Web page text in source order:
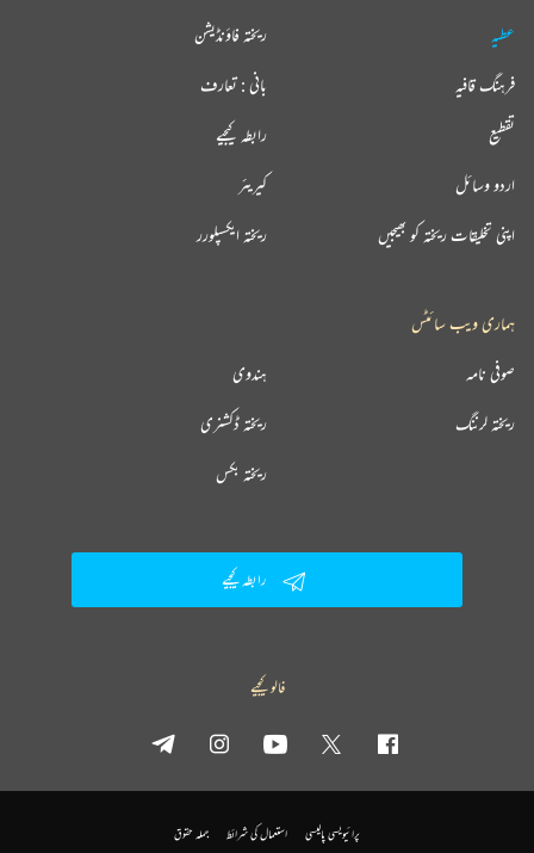
عطیہ
فرہنگ قافیہ
تقطیع
اردو وسائل
اپنی تخلیقات ریختہ کو بھیجیں
ریختہ فاؤنڈیشن
بانی : تعارف
رابطہ کیجیے
کیریئر
ریختہ ایکسپلورر
ہماری ویب سائٹس
ہندوی صوفی نامہ
ریختہ ڈکشنری ریختہ لرننگ
ریختہ بکس
رابطہ کیجیے
فالو کیجیے
پرائیویسی پالیسی استعمال کی شرائط جملہ حقوق